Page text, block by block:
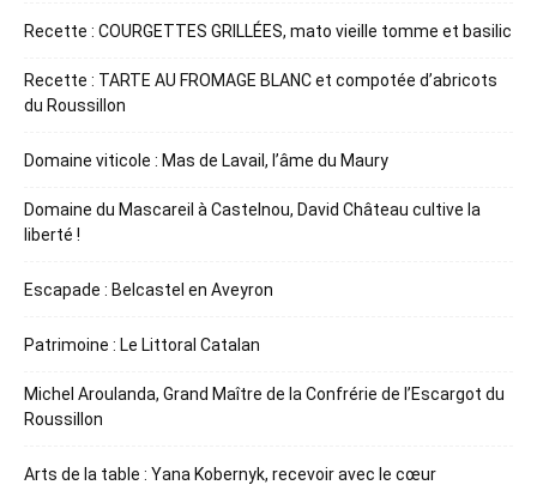
Recette : COURGETTES GRILLÉES, mato vieille tomme et basilic
Recette : TARTE AU FROMAGE BLANC et compotée d’abricots
du Roussillon
Domaine viticole : Mas de Lavail, l’âme du Maury
Domaine du Mascareil à Castelnou, David Château cultive la
liberté !
Escapade : Belcastel en Aveyron
Patrimoine : Le Littoral Catalan
Michel Aroulanda, Grand Maître de la Confrérie de l’Escargot du
Roussillon
Arts de la table : Yana Kobernyk, recevoir avec le cœur